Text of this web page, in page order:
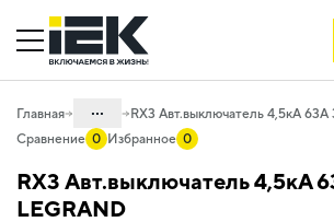
Главная ...
01. Модульное оборудование
RX3 Авт.выключатель 4,5кА
Сравнение 0 Избранное 0
RX3 Авт.выключатель 4,5кА
LEGRAND